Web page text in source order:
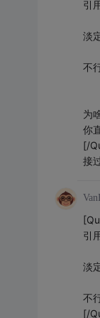
引
淡
不
为
你
[/
接
引
淡
不
[/